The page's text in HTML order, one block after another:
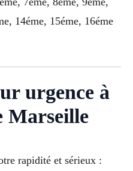
14éme, 15éme, 16éme
urgence à
Marseille
rapidité et sérieux :